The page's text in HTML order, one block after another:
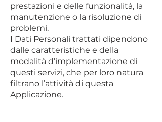
prestazioni e delle funzionalità, la
manutenzione o la risoluzione di
problemi.
I Dati Personali trattati dipendono
dalle caratteristiche e della
modalità d’implementazione di
questi servizi, che per loro natura
filtrano l’attività di questa
Applicazione.